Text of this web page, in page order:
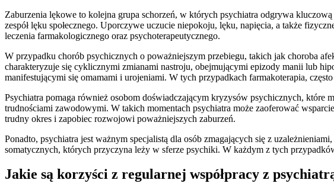
Zaburzenia lękowe to kolejna grupa schorzeń, w których psychiatra odgrywa
zespół lęku społecznego. Uporczywe uczucie niepokoju, lęku, napięcia, a także
leczenia farmakologicznego oraz psychoterapeutycznego.
W przypadku chorób psychicznych o poważniejszym przebiegu, takich jak choroba
charakteryzuje się cyklicznymi zmianami nastroju, obejmującymi epizody manii lub
manifestującymi się omamami i urojeniami. W tych przypadkach farmakoterapia,
Psychiatra pomaga również osobom doświadczającym kryzysów psychicznych,
trudnościami zawodowymi. W takich momentach psychiatra może zaoferować
trudny okres i zapobiec rozwojowi poważniejszych zaburzeń.
Ponadto, psychiatra jest ważnym specjalistą dla osób zmagających się z
somatycznych, których przyczyna leży w sferze psychiki. W każdym z tych
Jakie są korzyści z regularnej współpracy z